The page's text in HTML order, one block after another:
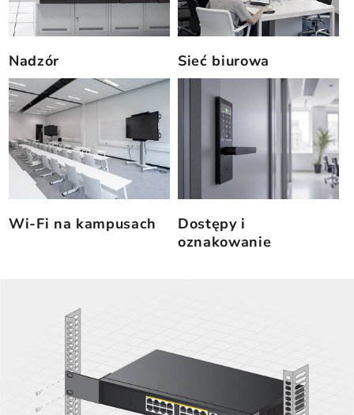
Nadzór Sieć biurowa
Wi-Fi na kampusach
Dostępy i
oznakowanie